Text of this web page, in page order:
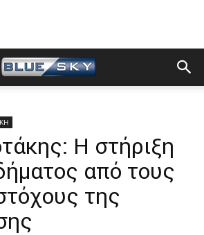
Η στήριξη
από τους
της